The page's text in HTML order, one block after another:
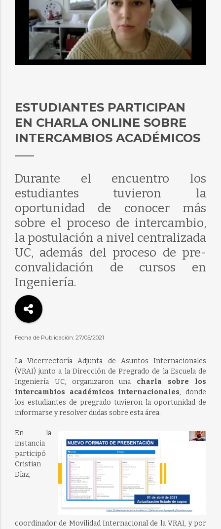
ESTUDIANTES PARTICIPAN
EN CHARLA ONLINE SOBRE
INTERCAMBIOS ACADÉMICOS
Durante el encuentro los
estudiantes tuvieron la
oportunidad de conocer más
sobre el proceso de intercambio,
la postulación a nivel centralizada
UC, además del proceso de pre-
convalidación de cursos en
Ingeniería.
Fecha de Publicación: 27/05/2021
La Vicerrectoría Adjunta de Asuntos Internacionales
(VRAI) junto a la Dirección de Pregrado de la Escuela de
Ingeniería UC, organizaron una charla sobre los
intercambios académicos internacionales, donde
los estudiantes de pregrado tuvieron la oportunidad de
informarse y resolver dudas sobre esta área.
En la
instancia
participó
Cristian
Díaz,
coordinador de Movilidad Internacional de la VRAI, y por